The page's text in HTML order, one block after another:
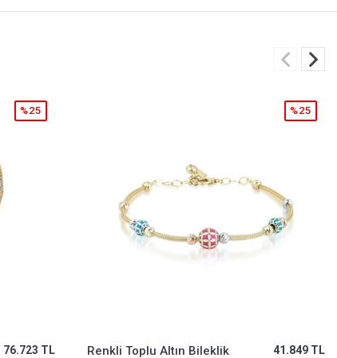
41.849 TL
%25
45.336 TL
%25